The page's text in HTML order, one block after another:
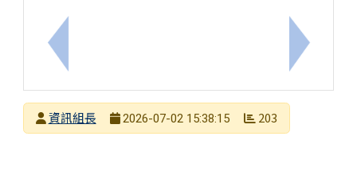
上一筆：轉知國立臺灣科技大學辦理「AI導入時空學
下一筆：
發布者
資訊組長
2026-07-02 15:38:15 203